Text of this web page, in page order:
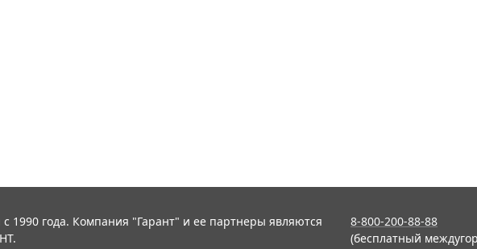
1990 года. Компания "Гарант" и ее партнеры являются
8-800-200-88-88
(бесплатный